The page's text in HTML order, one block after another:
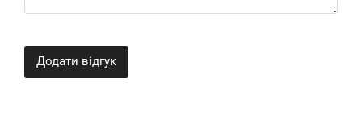
Додати відгук